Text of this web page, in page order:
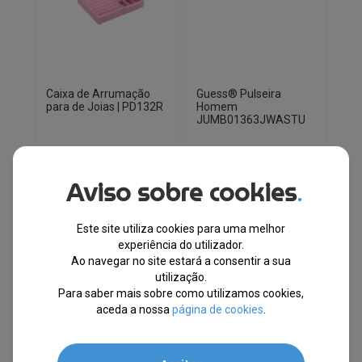
Caixa de Arrumação
para de Joias | PD132R
21.51
original
€21.51.
€9.68
€9.68.
-55%
Envio Imediato
Guess® Pulseira
Homem
JUMB01363JWASTU
€53.67
O
original
era:
€53.67.
€35.60
O
atual
é:
€35.60.
-34%
CUPÃO:
SUMMER10
CUPÃO:
SUMMER10
Aviso sobre cookies.
Este site utiliza cookies para uma melhor
experiência do utilizador.
Ao navegar no site estará a consentir a sua
utilização.
Para saber mais sobre como utilizamos cookies,
aceda a nossa página de cookies